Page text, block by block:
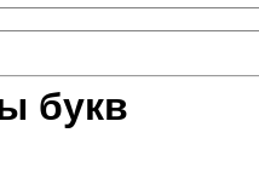
букв